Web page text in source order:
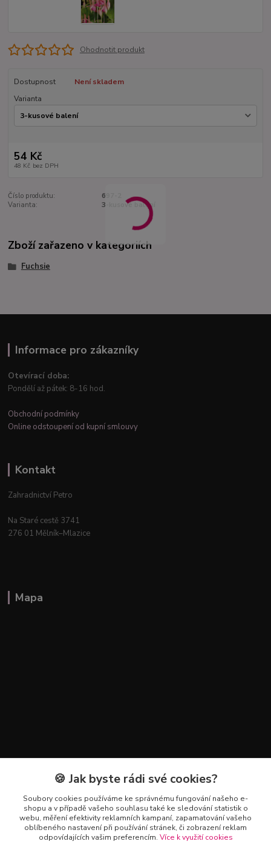
Ohodnotit produkt
Dostupnost
Není skladem
Varianta
54 Kč
48 Kč bez DPH
Číslo produktu:
697-2
Varianta:
3-kusové balení
Zboží zařazeno v kategoriích
Fuchsie
Informace pro zákazníky
Otevírací doba:
Pondělí až pátek: 8-16 hod.
Obchodní podmínky
Online odstoupení od kupní smlouvy
Kontakt
Zahradnictví Petro
Na Staré cestě 3741
276 01 Mělník–Mlazice
Mapa
Kontakty
+420 602 223 614
info@zahradnictvipetro.cz
🍪 Jak byste rádi své cookies?
Soubory cookies používáme ke správnému fungování našeho e-
shopu a v případě vašeho souhlasu také ke sledování statistik o
webu, měření efektivity reklamních kampaní, zapamatování vašeho
oblíbeného nastavení při používání stránek, či zobrazení reklam
odpovídajících vašim preferencím. Více k využití cookies